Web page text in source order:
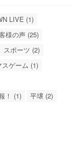
LIVE (1)
様の声 (25)
スポーツ (2)
スゲーム (1)
！ (1)
平壌 (2)